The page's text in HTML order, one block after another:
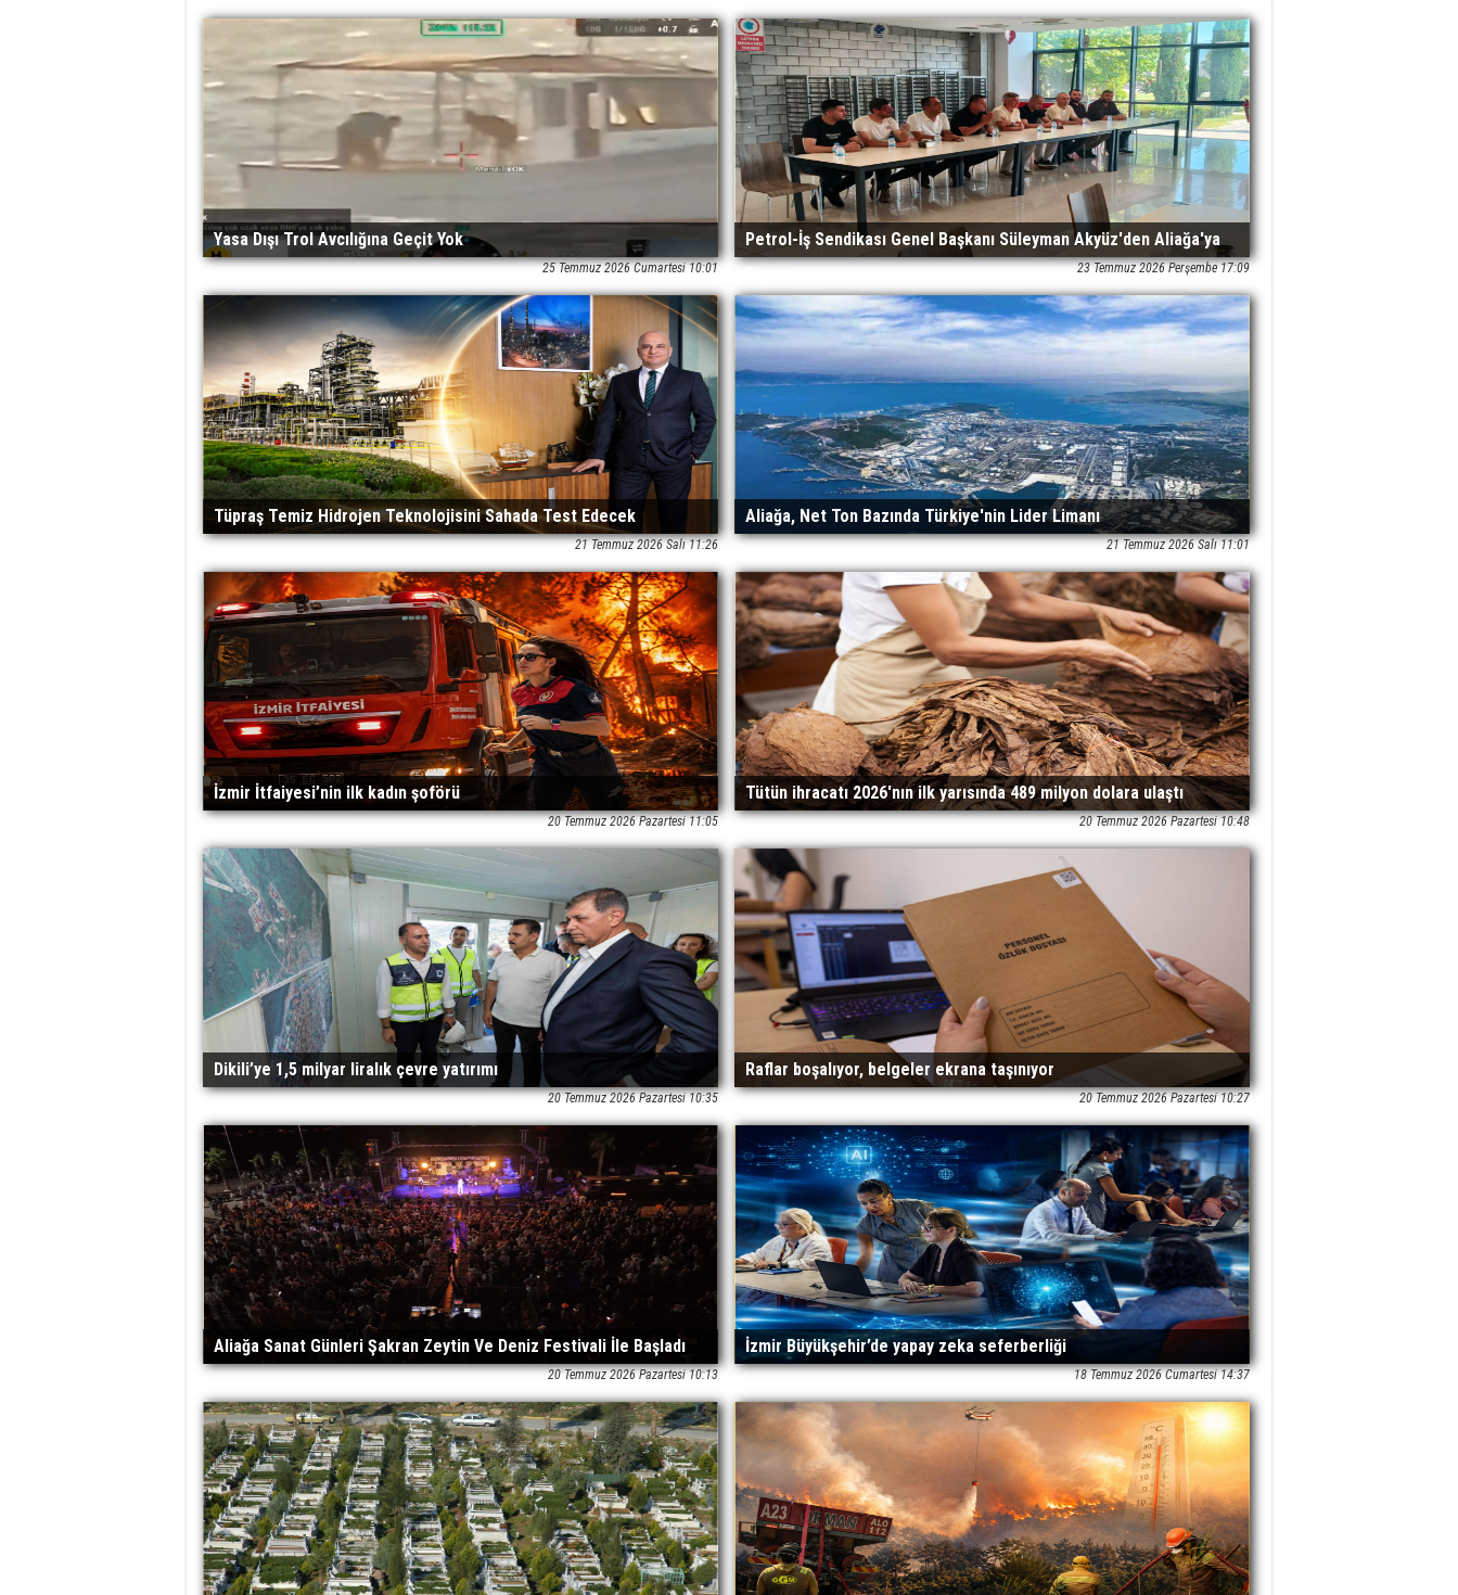
Yasa Dışı Trol Avcılığına Geçit Yok
25 Temmuz 2026 Cumartesi 10:01
Petrol-İş Sendikası Genel Başkanı Süleyman Akyüz'den Aliağa'ya
23 Temmuz 2026 Perşembe 17:09
Tüpraş Temiz Hidrojen Teknolojisini Sahada Test Edecek
21 Temmuz 2026 Salı 11:26
Aliağa, Net Ton Bazında Türkiye'nin Lider Limanı
21 Temmuz 2026 Salı 11:01
İzmir İtfaiyesi’nin ilk kadın şoförü
20 Temmuz 2026 Pazartesi 11:05
Tütün ihracatı 2026'nın ilk yarısında 489 milyon dolara ulaştı
20 Temmuz 2026 Pazartesi 10:48
Dikili’ye 1,5 milyar liralık çevre yatırımı
20 Temmuz 2026 Pazartesi 10:35
Raflar boşalıyor, belgeler ekrana taşınıyor
20 Temmuz 2026 Pazartesi 10:27
Aliağa Sanat Günleri Şakran Zeytin Ve Deniz Festivali İle Başladı
20 Temmuz 2026 Pazartesi 10:13
İzmir Büyükşehir’de yapay zeka seferberliği
18 Temmuz 2026 Cumartesi 14:37